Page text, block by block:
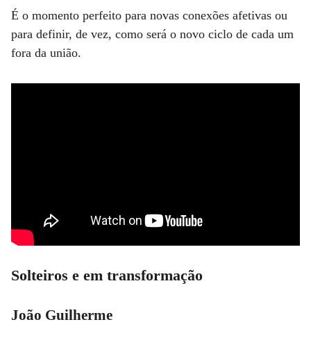
É o momento perfeito para novas conexões afetivas ou
para definir, de vez, como será o novo ciclo de cada um
fora da união.
Solteiros e em transformação
João Guilherme